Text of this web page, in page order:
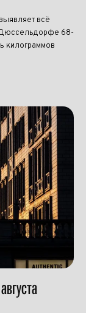
всё
68-
килограммов